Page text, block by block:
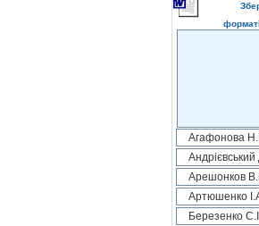
Агафонова
Арешонков
Артюшенко
Березенко